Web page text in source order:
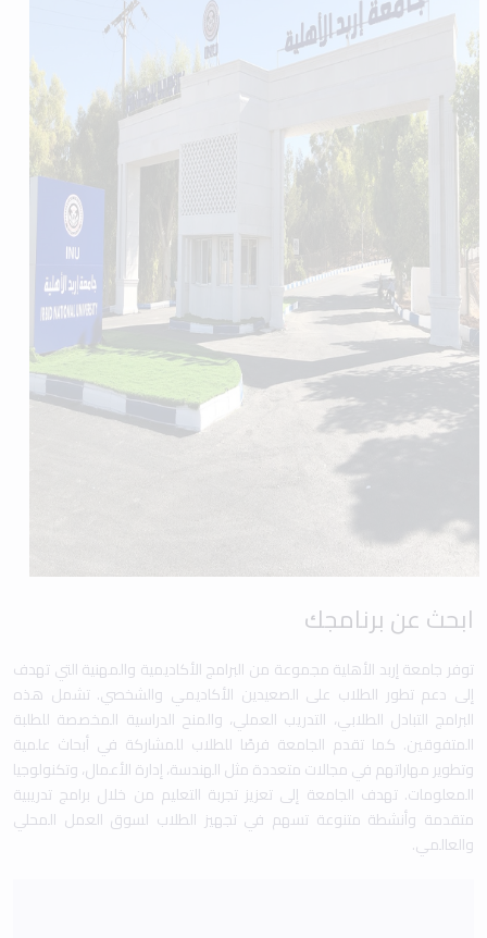
ابحث عن برنامجك
توفر جامعة إربد الأهلية مجموعة من البرامج الأكاديمية والمهنية التي تهدف
إلى دعم تطور الطلاب على الصعيدين الأكاديمي والشخصي. تشمل هذه
البرامج التبادل الطلابي، التدريب العملي، والمنح الدراسية المخصصة للطلبة
المتفوقين. كما تقدم الجامعة فرصًا للطلاب للمشاركة في أبحاث علمية
وتطوير مهاراتهم في مجالات متعددة مثل الهندسة، إدارة الأعمال، وتكنولوجيا
المعلومات. تهدف الجامعة إلى تعزيز تجربة التعليم من خلال برامج تدريبية
متقدمة وأنشطة متنوعة تسهم في تجهيز الطلاب لسوق العمل المحلي
والعالمي.